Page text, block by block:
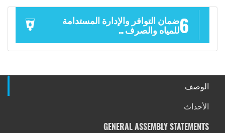
6ضمان التوافر والإدارة المستدامة
للمياه والصرف ...
الوصف
الأحداث
GENERAL ASSEMBLY STATEMENTS